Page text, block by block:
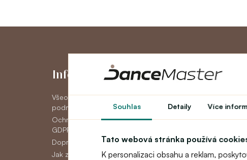
Souhlas Detaily Více
Tato webová stránka používá
K personalizaci obsahu a reklam,
Informace
Všeobecné obchodní
podmínky
Ochrana osobních údajov
GDPR
Doprava
Jak zaplatit
Můj účet
Můj účet
Historie objednávek
Novinky